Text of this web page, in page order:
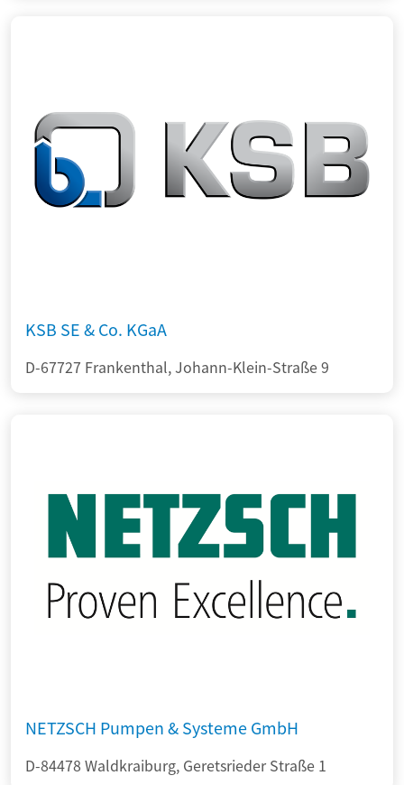
KSB SE & Co. KGaA
D-67727 Frankenthal, Johann-Klein-Straße 9
NETZSCH Pumpen & Systeme GmbH
D-84478 Waldkraiburg, Geretsrieder Straße 1